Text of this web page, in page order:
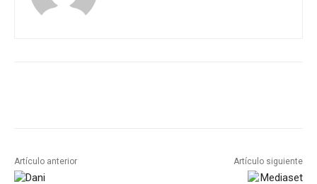
Artículo anterior Artículo siguiente